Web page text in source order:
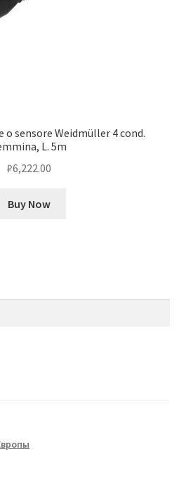
sensore Weidmüller 4 cond.
L. 5m
₽6,222.00
Buy Now